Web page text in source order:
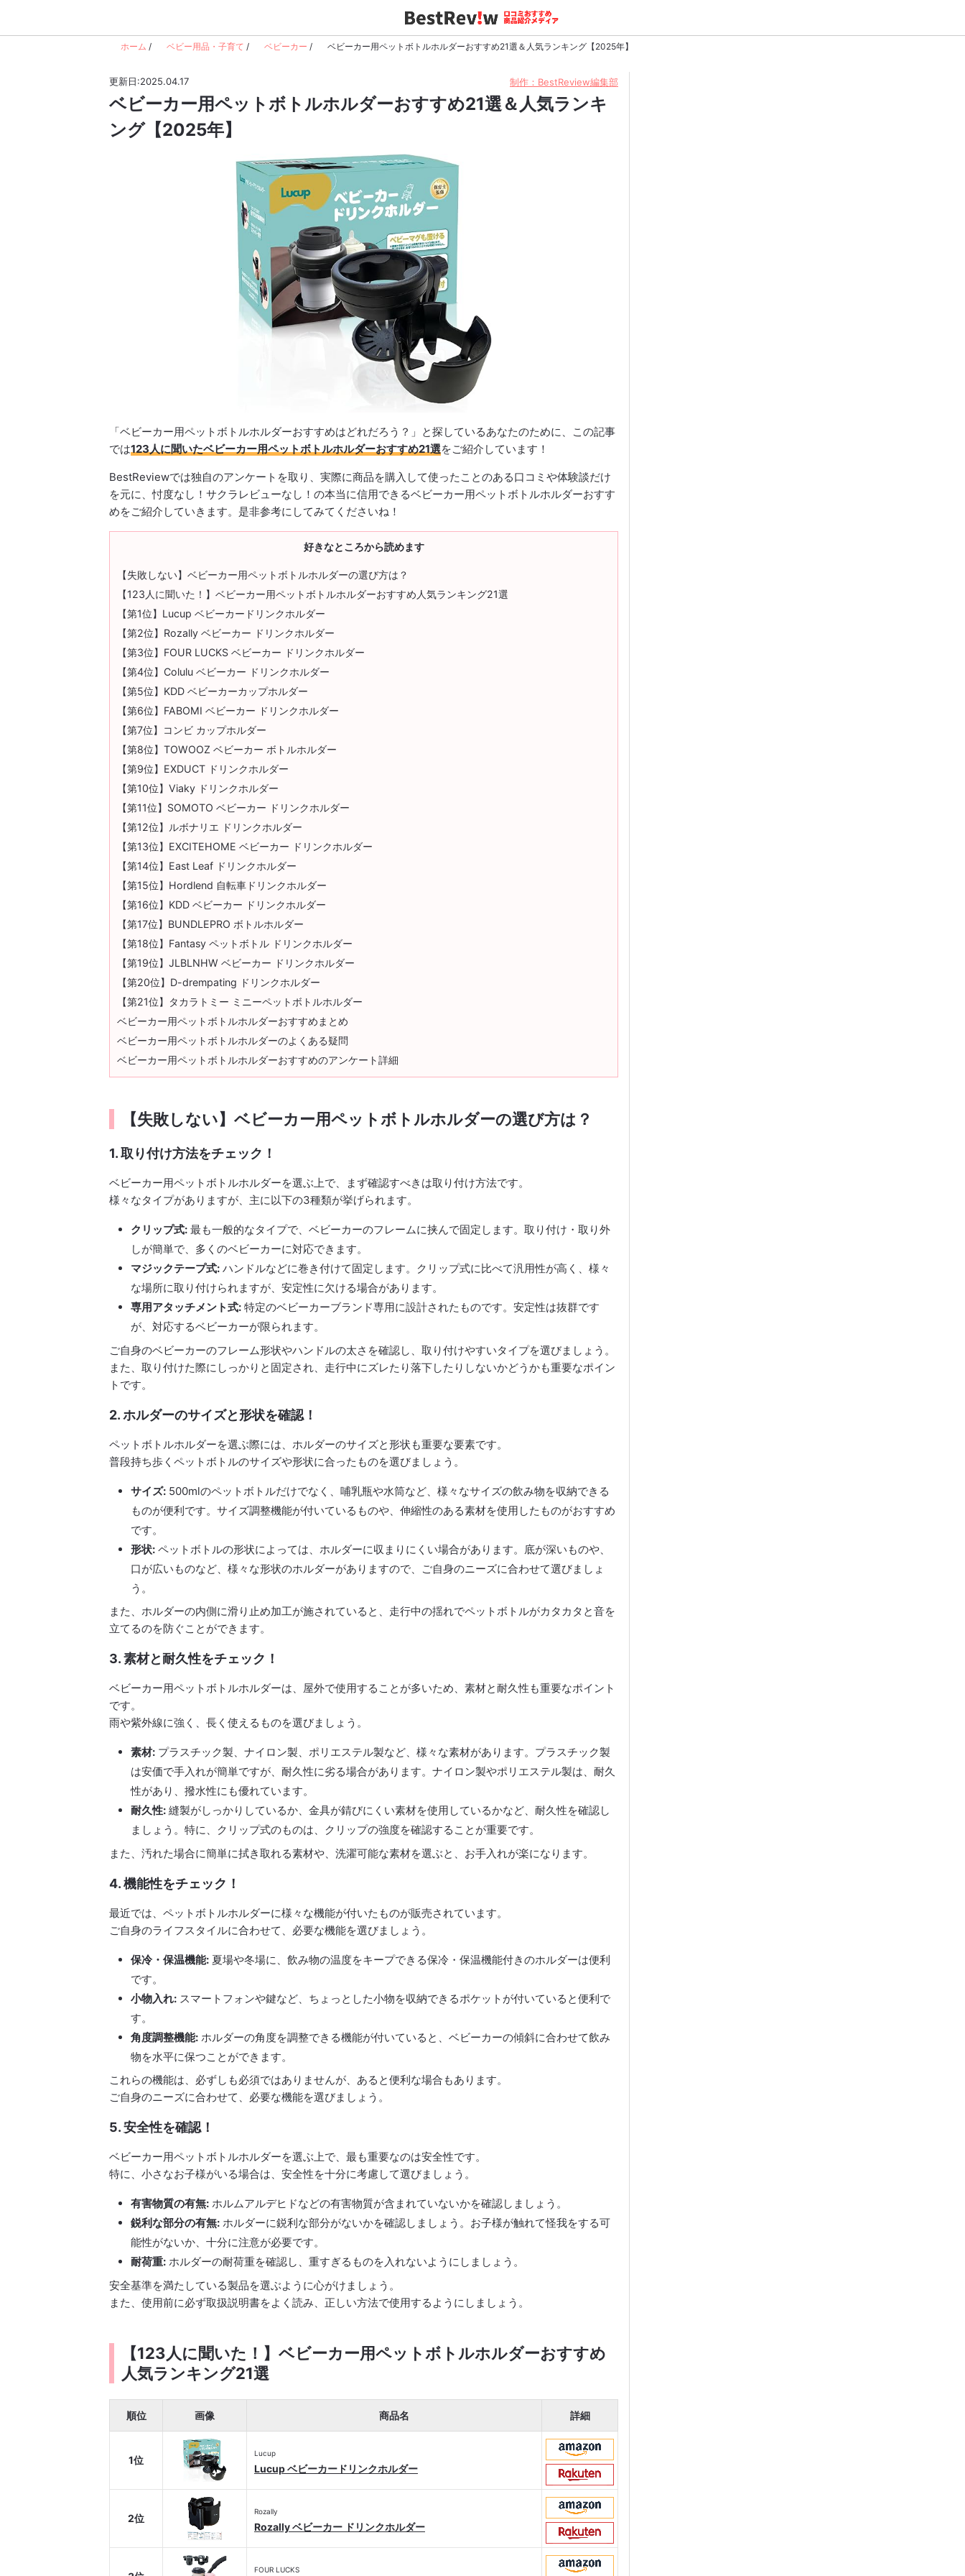
ホーム / ベビー用品・子育て / ベビーカー / ベビーカー用ペットボトルホルダーおすすめ21選＆人気ランキング【2025年】
更新日:2025.04.17 制作：BestReview編集部
ベビーカー用ペットボトルホルダーおすすめ21選＆人気ランキ
ング【2025年】
「ベビーカー用ペットボトルホルダーおすすめはどれだろう？」と探しているあなたのために、この記事
では123人に聞いたベビーカー用ペットボトルホルダーおすすめ21選をご紹介しています！
BestReviewでは独自のアンケートを取り、実際に商品を購入して使ったことのある口コミや体験談だけ
を元に、忖度なし！サクラレビューなし！の本当に信用できるベビーカー用ペットボトルホルダーおすす
めをご紹介していきます。是非参考にしてみてくださいね！
好きなところから読めます
【失敗しない】ベビーカー用ペットボトルホルダーの選び方は？
【123人に聞いた！】ベビーカー用ペットボトルホルダーおすすめ人気ランキング21選
【第1位】Lucup ベビーカードリンクホルダー
【第2位】Rozally ベビーカー ドリンクホルダー
【第3位】FOUR LUCKS ベビーカー ドリンクホルダー
【第4位】Colulu ベビーカー ドリンクホルダー
【第5位】KDD ベビーカーカップホルダー
【第6位】FABOMI ベビーカー ドリンクホルダー
【第7位】コンビ カップホルダー
【第8位】TOWOOZ ベビーカー ボトルホルダー
【第9位】EXDUCT ドリンクホルダー
【第10位】Viaky ドリンクホルダー
【第11位】SOMOTO ベビーカー ドリンクホルダー
【第12位】ルボナリエ ドリンクホルダー
【第13位】EXCITEHOME ベビーカー ドリンクホルダー
【第14位】East Leaf ドリンクホルダー
【第15位】Hordlend 自転車ドリンクホルダー
【第16位】KDD ベビーカー ドリンクホルダー
【第17位】BUNDLEPRO ボトルホルダー
【第18位】Fantasy ペットボトル ドリンクホルダー
【第19位】JLBLNHW ベビーカー ドリンクホルダー
【第20位】D-drempating ドリンクホルダー
【第21位】タカラトミー ミニーペットボトルホルダー
ベビーカー用ペットボトルホルダーおすすめまとめ
ベビーカー用ペットボトルホルダーのよくある疑問
ベビーカー用ペットボトルホルダーおすすめのアンケート詳細
【失敗しない】ベビーカー用ペットボトルホルダーの選び方は？
1. 取り付け方法をチェック！
ベビーカー用ペットボトルホルダーを選ぶ上で、まず確認すべきは取り付け方法です。
様々なタイプがありますが、主に以下の3種類が挙げられます。
クリップ式: 最も一般的なタイプで、ベビーカーのフレームに挟んで固定します。取り付け・取り外
しが簡単で、多くのベビーカーに対応できます。
マジックテープ式: ハンドルなどに巻き付けて固定します。クリップ式に比べて汎用性が高く、様々
な場所に取り付けられますが、安定性に欠ける場合があります。
専用アタッチメント式: 特定のベビーカーブランド専用に設計されたものです。安定性は抜群です
が、対応するベビーカーが限られます。
ご自身のベビーカーのフレーム形状やハンドルの太さを確認し、取り付けやすいタイプを選びましょう。
また、取り付けた際にしっかりと固定され、走行中にズレたり落下したりしないかどうかも重要なポイン
トです。
2. ホルダーのサイズと形状を確認！
ペットボトルホルダーを選ぶ際には、ホルダーのサイズと形状も重要な要素です。
普段持ち歩くペットボトルのサイズや形状に合ったものを選びましょう。
サイズ: 500mlのペットボトルだけでなく、哺乳瓶や水筒など、様々なサイズの飲み物を収納できる
ものが便利です。サイズ調整機能が付いているものや、伸縮性のある素材を使用したものがおすすめ
です。
形状: ペットボトルの形状によっては、ホルダーに収まりにくい場合があります。底が深いものや、
口が広いものなど、様々な形状のホルダーがありますので、ご自身のニーズに合わせて選びましょ
う。
また、ホルダーの内側に滑り止め加工が施されていると、走行中の揺れでペットボトルがカタカタと音を
立てるのを防ぐことができます。
3. 素材と耐久性をチェック！
ベビーカー用ペットボトルホルダーは、屋外で使用することが多いため、素材と耐久性も重要なポイント
です。
雨や紫外線に強く、長く使えるものを選びましょう。
素材: プラスチック製、ナイロン製、ポリエステル製など、様々な素材があります。プラスチック製
は安価で手入れが簡単ですが、耐久性に劣る場合があります。ナイロン製やポリエステル製は、耐久
性があり、撥水性にも優れています。
耐久性: 縫製がしっかりしているか、金具が錆びにくい素材を使用しているかなど、耐久性を確認し
ましょう。特に、クリップ式のものは、クリップの強度を確認することが重要です。
また、汚れた場合に簡単に拭き取れる素材や、洗濯可能な素材を選ぶと、お手入れが楽になります。
4. 機能性をチェック！
最近では、ペットボトルホルダーに様々な機能が付いたものが販売されています。
ご自身のライフスタイルに合わせて、必要な機能を選びましょう。
保冷・保温機能: 夏場や冬場に、飲み物の温度をキープできる保冷・保温機能付きのホルダーは便利
です。
小物入れ: スマートフォンや鍵など、ちょっとした小物を収納できるポケットが付いていると便利で
す。
角度調整機能: ホルダーの角度を調整できる機能が付いていると、ベビーカーの傾斜に合わせて飲み
物を水平に保つことができます。
これらの機能は、必ずしも必須ではありませんが、あると便利な場合もあります。
ご自身のニーズに合わせて、必要な機能を選びましょう。
5. 安全性を確認！
ベビーカー用ペットボトルホルダーを選ぶ上で、最も重要なのは安全性です。
特に、小さなお子様がいる場合は、安全性を十分に考慮して選びましょう。
有害物質の有無: ホルムアルデヒドなどの有害物質が含まれていないかを確認しましょう。
鋭利な部分の有無: ホルダーに鋭利な部分がないかを確認しましょう。お子様が触れて怪我をする可
能性がないか、十分に注意が必要です。
耐荷重: ホルダーの耐荷重を確認し、重すぎるものを入れないようにしましょう。
安全基準を満たしている製品を選ぶように心がけましょう。
また、使用前に必ず取扱説明書をよく読み、正しい方法で使用するようにしましょう。
【123人に聞いた！】ベビーカー用ペットボトルホルダーおすすめ
人気ランキング21選
順位 画像 商品名 詳細
1位
Lucup
Lucup ベビーカードリンクホルダー
2位
Rozally
Rozally ベビーカー ドリンクホルダー
FOUR LUCKS